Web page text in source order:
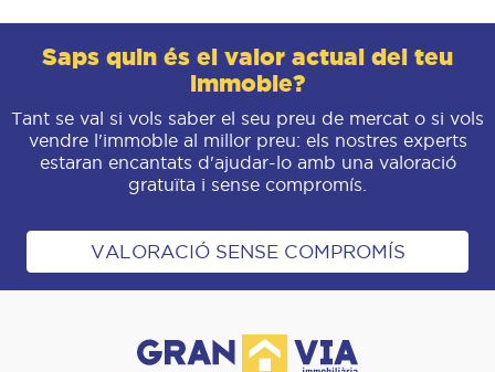
Saps quin és el valor actual del teu
immoble?
Tant se val si vols saber el seu preu de mercat o si vols
vendre l'immoble al millor preu: els nostres experts
estaran encantats d'ajudar-lo amb una valoració
gratuïta i sense compromís.
VALORACIÓ SENSE COMPROMÍS